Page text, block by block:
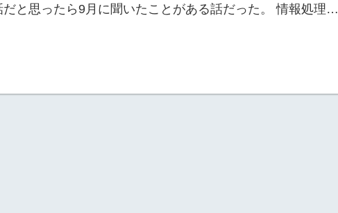
と思ったら9月に聞いたことがある話だった。 情報処理…